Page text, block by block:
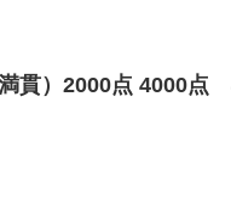
貫）2000点 4000点